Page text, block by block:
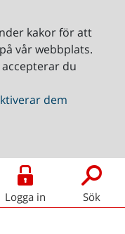
kakor för att
vår webbplats.
du
dem
Logga in Sök